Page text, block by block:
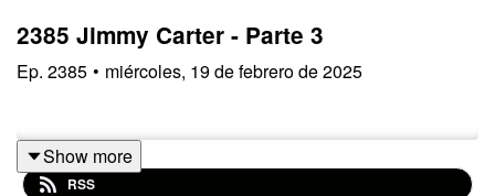
2385 Jimmy Carter - Parte 3
Ep. 2385 • miércoles, 19 de febrero de 2025
Show more
RSS